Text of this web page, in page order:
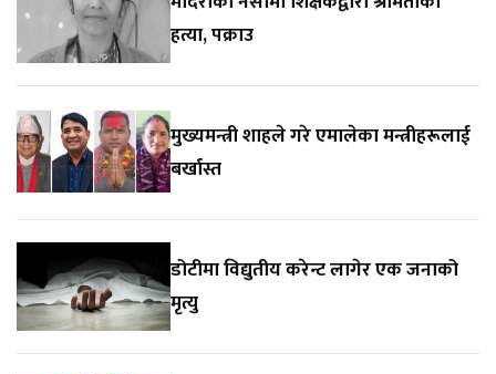
हत्या, पक्राउ
मुख्यमन्त्री शाहले गरे एमालेका मन्त्रीहरूलाई
बर्खास्त
डोटीमा विद्युतीय करेन्ट लागेर एक जनाको
मृत्यु